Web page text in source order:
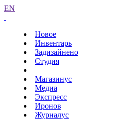
EN
Новое
Инвентарь
Задизайнено
Студия
Магазинус
Медиа
Экспресс
Иронов
Журналус